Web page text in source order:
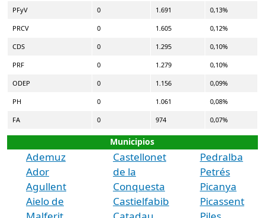
PFyV 0 1.691 0,13%
PRCV 0 1.605 0,12%
CDS 0 1.295 0,10%
PRF 0 1.279 0,10%
ODEP 0 1.156 0,09%
PH 0 1.061 0,08%
FA 0 974 0,07%
Municipios
Ademuz
Ador
Agullent
Aielo de
Castellonet
de la
Conquesta
Castielfabib
Pedralba
Petrés
Picanya
Picassent